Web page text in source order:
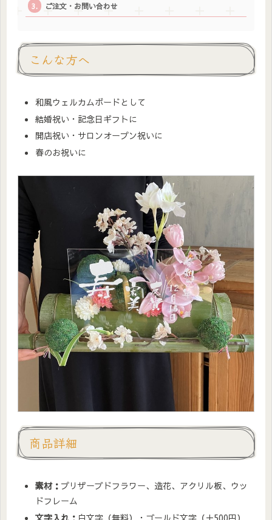
ご注文・お問い合わせ
こんな方へ
和風ウェルカムボードとして
結婚祝い・記念日ギフトに
開店祝い・サロンオープン祝いに
春のお祝いに
商品詳細
素材： プリザーブドフラワー、造花、アクリル板、ウッ
ドフレーム
文字入れ： 白文字（無料）・ゴールド文字（＋500円）